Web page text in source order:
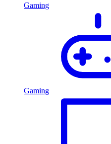
Gaming
Gaming